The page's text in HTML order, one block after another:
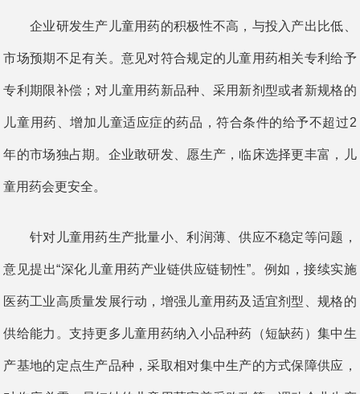
企业研发生产儿童用药的积极性不高，与投入产出比低、
市场预期不足有关。意见对符合规定的儿童用药相关专利给予
专利期限补偿；对儿童用药新品种、采用新剂型或者新规格的
儿童用药、增加儿童适应症的药品，符合条件的给予不超过2
年的市场独占期。企业敢研发、愿生产，临床选择更丰富，儿
童用药会更安全。
针对儿童用药生产批量小、利润薄、供应不稳定等问题，
意见提出“深化儿童用药产业链供应链韧性”。例如，接续实施
医药工业高质量发展行动，增强儿童用药及适宜剂型、规格的
供给能力。支持更多儿童用药纳入小品种药（短缺药）集中生
产基地的定点生产品种，采取相对集中生产的方式保障供应，